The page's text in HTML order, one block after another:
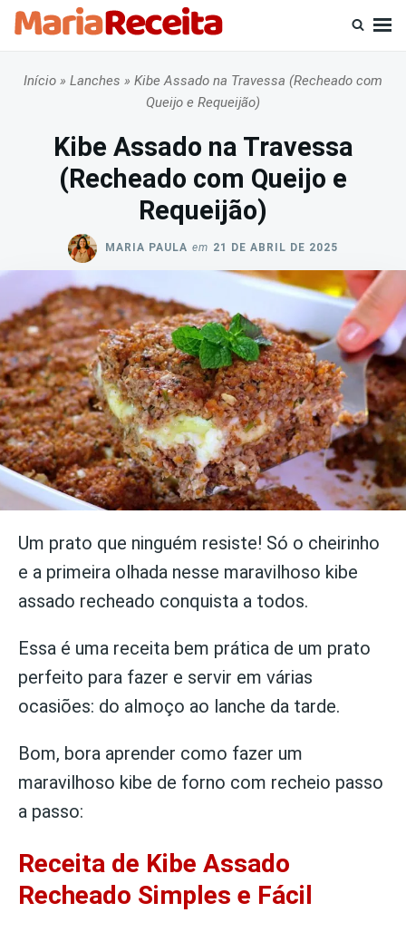
Skip
content
Busca
por:
Início » Lanches » Kibe Assado na Travessa (Recheado com
Queijo e Requeijão)
Kibe Assado na Travessa
(Recheado com Queijo e
Requeijão)
MARIA PAULA em 21 DE ABRIL DE 2025
Um prato que ninguém resiste! Só o cheirinho
e a primeira olhada nesse maravilhoso kibe
assado recheado conquista a todos.
Essa é uma receita bem prática de um prato
perfeito para fazer e servir em várias
ocasiões: do almoço ao lanche da tarde.
Bom, bora aprender como fazer um
maravilhoso kibe de forno com recheio passo
a passo:
Receita de Kibe Assado
Recheado Simples e Fácil